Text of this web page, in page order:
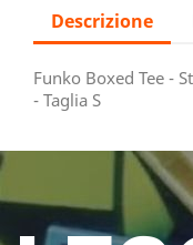
Descrizione
Funko Boxed Tee -
- Taglia S